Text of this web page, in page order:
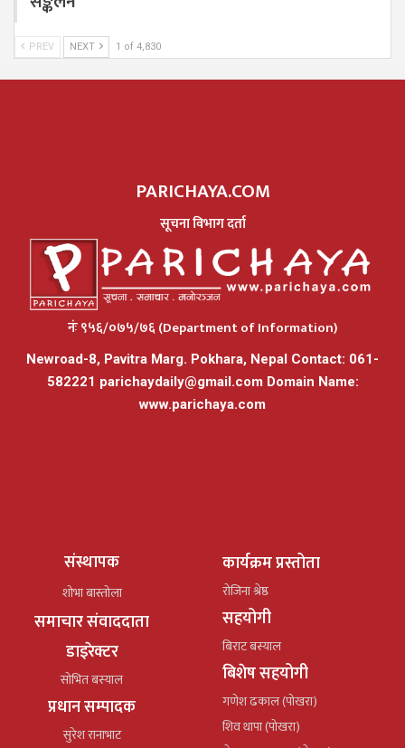
PREV NEXT 1 of 4,830
PARICHAYA.COM
सूचना विभाग दर्ता
नंः ९५६/०७५/७६ (Department of Information)
Newroad-8, Pavitra Marg. Pokhara, Nepal Contact: 061-
582221 parichaydaily@gmail.comDomain Name:
www.parichaya.com
संस्थापक
शोभा बास्तोला
समाचार संवाददाता
डाइरेक्टर
सोभित बस्याल
प्रधान सम्पादक
सुरेश रानाभाट
कार्यक्रम प्रस्तोता
रोजिना श्रेष्ठ
सहयोगी
बिराट बस्याल
बिशेष सहयोगी
गणेश ढकाल (पोखरा)
शिव थापा (पोखरा)